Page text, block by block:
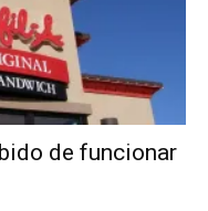
de funcionar